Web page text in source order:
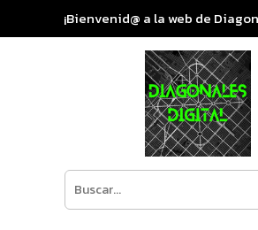
¡Bienvenid@ a la web de